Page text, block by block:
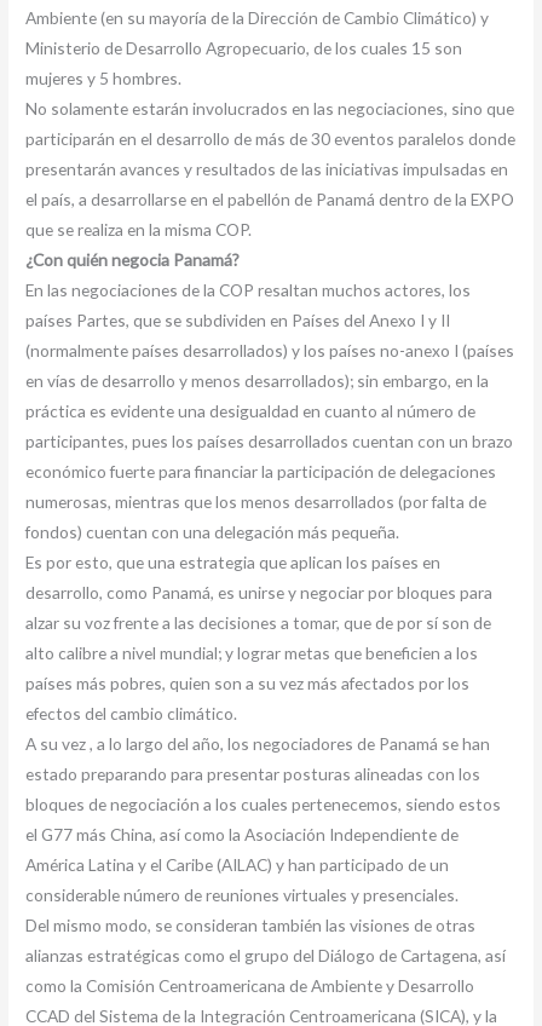
Ambiente (en su mayoría de la Dirección de Cambio Climático) y
Ministerio de Desarrollo Agropecuario, de los cuales 15 son
mujeres y 5 hombres.
No solamente estarán involucrados en las negociaciones, sino que
participarán en el desarrollo de más de 30 eventos paralelos donde
presentarán avances y resultados de las iniciativas impulsadas en
el país, a desarrollarse en el pabellón de Panamá dentro de la EXPO
que se realiza en la misma COP.
¿Con quién negocia Panamá?
En las negociaciones de la COP resaltan muchos actores, los
países Partes, que se subdividen en Países del Anexo I y II
(normalmente países desarrollados) y los países no-anexo I (países
en vías de desarrollo y menos desarrollados); sin embargo, en la
práctica es evidente una desigualdad en cuanto al número de
participantes, pues los países desarrollados cuentan con un brazo
económico fuerte para financiar la participación de delegaciones
numerosas, mientras que los menos desarrollados (por falta de
fondos) cuentan con una delegación más pequeña.
Es por esto, que una estrategia que aplican los países en
desarrollo, como Panamá, es unirse y negociar por bloques para
alzar su voz frente a las decisiones a tomar, que de por sí son de
alto calibre a nivel mundial; y lograr metas que beneficien a los
países más pobres, quien son a su vez más afectados por los
efectos del cambio climático.
A su vez , a lo largo del año, los negociadores de Panamá se han
estado preparando para presentar posturas alineadas con los
bloques de negociación a los cuales pertenecemos, siendo estos
el G77 más China, así como la Asociación Independiente de
América Latina y el Caribe (AILAC) y han participado de un
considerable número de reuniones virtuales y presenciales.
Del mismo modo, se consideran también las visiones de otras
alianzas estratégicas como el grupo del Diálogo de Cartagena, así
como la Comisión Centroamericana de Ambiente y Desarrollo
CCAD del Sistema de la Integración Centroamericana (SICA), y la